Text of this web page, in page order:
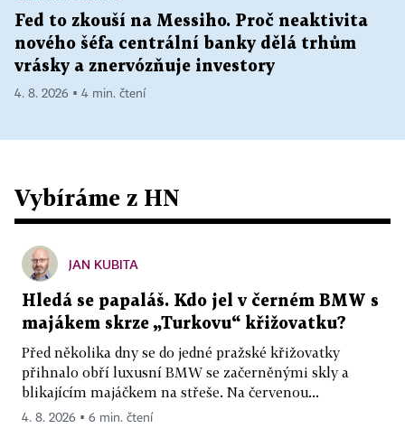
Fed to zkouší na Messiho. Proč neaktivita
nového šéfa centrální banky dělá trhům
vrásky a znervózňuje investory
4. 8. 2026 ▪ 4 min. čtení
Vybíráme z HN
JAN KUBITA
Hledá se papaláš. Kdo jel v černém BMW s
majákem skrze „Turkovu“ křižovatku?
Před několika dny se do jedné pražské křižovatky
přihnalo obří luxusní BMW se začerněnými skly a
blikajícím majáčkem na střeše. Na červenou...
4. 8. 2026 ▪ 6 min. čtení